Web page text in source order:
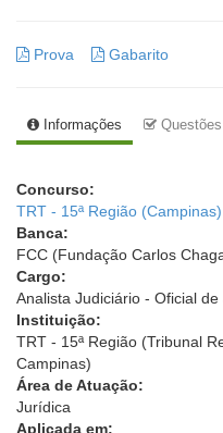
Prova Gabarito
Informações
Concurso:
TRT - 15ª Região
Banca:
FCC (Fundação Carlos
Cargo:
Analista Judiciário - Oficial
Instituição:
TRT - 15ª Região (Tribunal
Campinas)
Área de Atuação:
Jurídica
Aplicada em: